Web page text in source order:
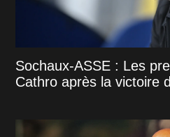
Sochaux-ASSE : Les
Cathro après la victoire